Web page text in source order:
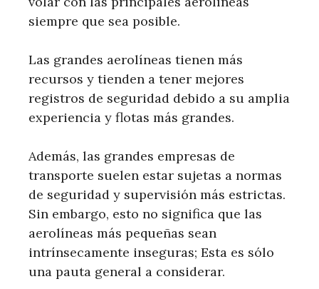
siempre que sea posible.
Las grandes aerolíneas tienen más
recursos y tienden a tener mejores
registros de seguridad debido a su amplia
experiencia y flotas más grandes.
Además, las grandes empresas de
transporte suelen estar sujetas a normas
de seguridad y supervisión más estrictas.
Sin embargo, esto no significa que las
aerolíneas más pequeñas sean
intrínsecamente inseguras; Esta es sólo
una pauta general a considerar.